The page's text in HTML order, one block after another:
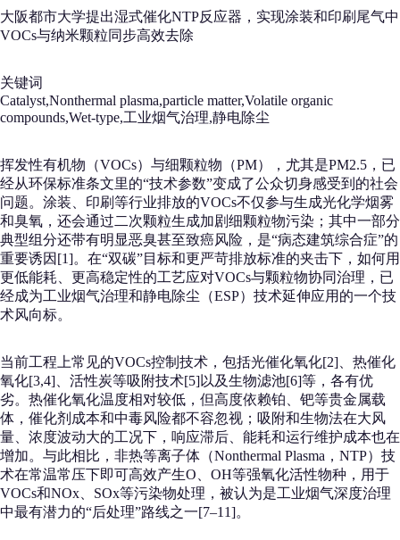
大阪都市大学提出湿式催化NTP反应器，实现涂装和印刷尾气中
VOCs与纳米颗粒同步高效去除
关键词
Catalyst,Nonthermal plasma,particle matter,Volatile organic
compounds,Wet-type,工业烟气治理,静电除尘
挥发性有机物（VOCs）与细颗粒物（PM），尤其是PM2.5，已
经从环保标准条文里的“技术参数”变成了公众切身感受到的社会
问题。涂装、印刷等行业排放的VOCs不仅参与生成光化学烟雾
和臭氧，还会通过二次颗粒生成加剧细颗粒物污染；其中一部分
典型组分还带有明显恶臭甚至致癌风险，是“病态建筑综合症”的
重要诱因[1]。在“双碳”目标和更严苛排放标准的夹击下，如何用
更低能耗、更高稳定性的工艺应对VOCs与颗粒物协同治理，已
经成为工业烟气治理和静电除尘（ESP）技术延伸应用的一个技
术风向标。
当前工程上常见的VOCs控制技术，包括光催化氧化[2]、热催化
氧化[3,4]、活性炭等吸附技术[5]以及生物滤池[6]等，各有优
劣。热催化氧化温度相对较低，但高度依赖铂、钯等贵金属载
体，催化剂成本和中毒风险都不容忽视；吸附和生物法在大风
量、浓度波动大的工况下，响应滞后、能耗和运行维护成本也在
增加。与此相比，非热等离子体（Nonthermal Plasma，NTP）技
术在常温常压下即可高效产生O、OH等强氧化活性物种，用于
VOCs和NOx、SOx等污染物处理，被认为是工业烟气深度治理
中最有潜力的“后处理”路线之一[7–11]。